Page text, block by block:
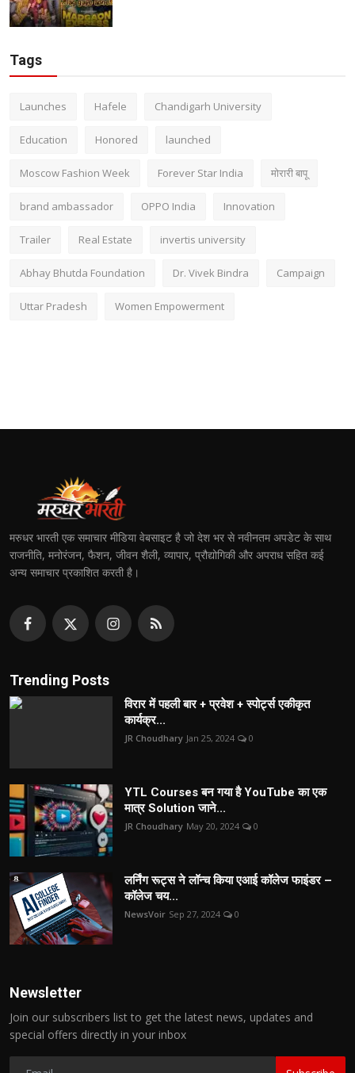
Tags
Launches Hafele Chandigarh University
Education Honored launched
Moscow Fashion Week Forever Star India मोरारी बापू
brand ambassador OPPO India Innovation
Trailer Real Estate invertis university
Abhay Bhutda Foundation Dr. Vivek Bindra Campaign
Uttar Pradesh Women Empowerment
मरुधर भारती एक समाचार मीडिया वेबसाइट है जो देश भर से नवीनतम अपडेट के साथ
राजनीति, मनोरंजन, फैशन, जीवन शैली, व्यापार, प्रौद्योगिकी और अपराध सहित कई
अन्य समाचार प्रकाशित करती है।
Trending Posts
विरार में पहली बार + प्रवेश + स्पोर्ट्स एकीकृत
कार्यक्र...
JR Choudhary Jan 25, 2024 0
YTL Courses बन गया है YouTube का एक
मात्र Solution जाने...
JR Choudhary May 20, 2024 0
लर्निंग रूट्स ने लॉन्च किया एआई कॉलेज फाइंडर –
कॉलेज चय...
NewsVoir Sep 27, 2024 0
Newsletter
Join our subscribers list to get the latest news, updates and
special offers directly in your inbox